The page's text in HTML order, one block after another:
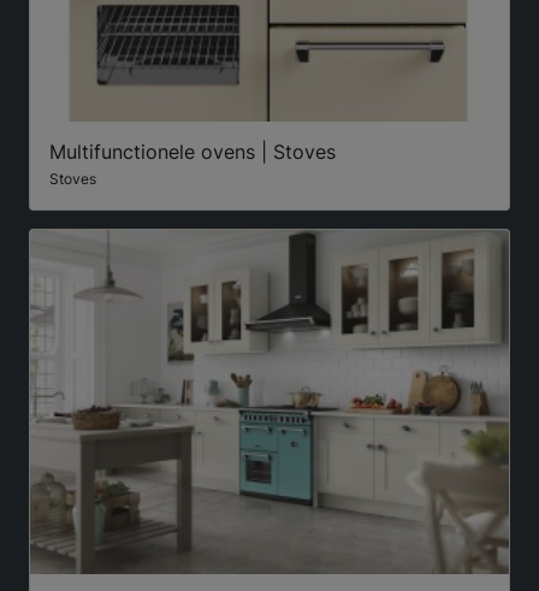
Multifunctionele ovens | Stoves
Stoves